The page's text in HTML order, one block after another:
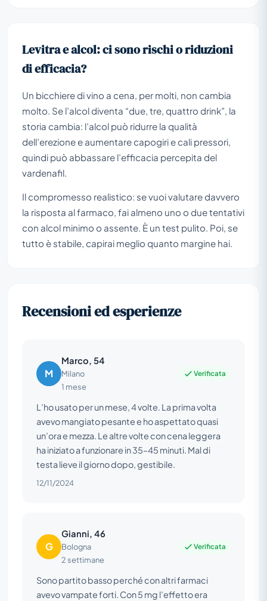
Levitra e alcol: ci sono rischi o riduzioni
di efficacia?
Un bicchiere di vino a cena, per molti, non cambia
molto. Se l’alcol diventa “due, tre, quattro drink”, la
storia cambia: l’alcol può ridurre la qualità
dell’erezione e aumentare capogiri e cali pressori,
quindi può abbassare l’efficacia percepita del
vardenafil.
Il compromesso realistico: se vuoi valutare davvero
la risposta al farmaco, fai almeno uno o due tentativi
con alcol minimo o assente. È un test pulito. Poi, se
tutto è stabile, capirai meglio quanto margine hai.
Recensioni ed esperienze
M
Marco, 54
Milano
1 mese
Verificata
L’ho usato per un mese, 4 volte. La prima volta
avevo mangiato pesante e ho aspettato quasi
un’ora e mezza. Le altre volte con cena leggera
ha iniziato a funzionare in 35–45 minuti. Mal di
testa lieve il giorno dopo, gestibile.
12/11/2024
G
Gianni, 46
Bologna
2 settimane
Verificata
Sono partito basso perché con altri farmaci
avevo vampate forti. Con 5 mg l’effetto era